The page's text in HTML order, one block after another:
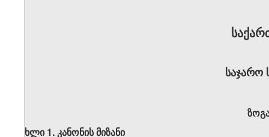
საჯარო
მუხლი 1. კანონის მიზანი